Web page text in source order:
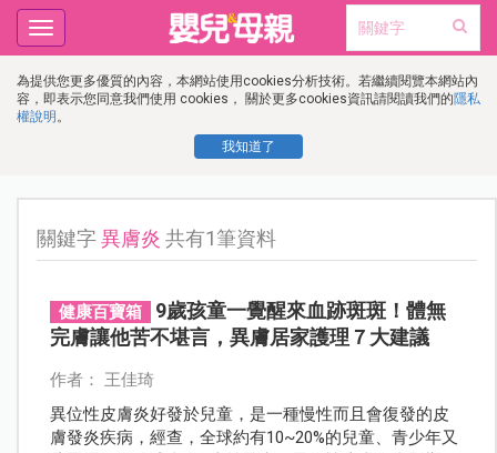
為提供您更多優質的內容，本網站使用cookies分析技術。若繼續閱覽本網站內
容，即表示您同意我們使用 cookies， 關於更多cookies資訊請閱讀我們的隱私
權說明 。
我知道了
Toggle
navigation
關鍵字異膚炎 共有1筆資料
健康百寶箱
9歲孩童一覺醒來血跡斑斑！體無
完膚讓他苦不堪言，異膚居家護理７大建議
作者： 王佳琦
異位性皮膚炎好發於兒童，是一種慢性而且會復發的皮
膚發炎疾病，經查，全球約有10~20%的兒童、青少年又